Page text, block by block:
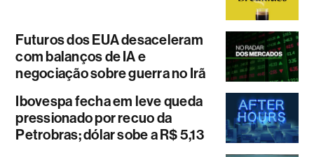
Futuros dos EUA desaceleram
com balanços de IA e
negociação sobre guerra no Irã
Ibovespa fecha em leve queda
pressionado por recuo da
Petrobras; dólar sobe a R$ 5,13